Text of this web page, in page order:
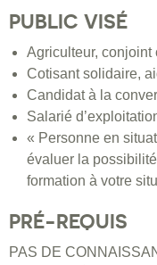
PUBLIC VISÉ
Agriculteur, conjoint
Cotisant solidaire,
Candidat à la
Salarié
« Personne en
évaluer la
formation à votre
PRÉ-REQUIS
PAS DE